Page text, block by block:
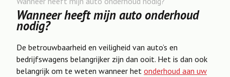
Wanneer heeft mijn auto onderhoud
nodig?
De betrouwbaarheid en veiligheid van auto’s en
bedrijfswagens belangrijker zijn dan ooit. Het is dan ook
belangrijk om te weten wanneer het onderhoud aan uw